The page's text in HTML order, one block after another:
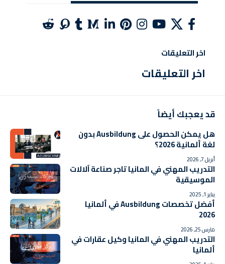
اخر التعليقات
اخر التعليقات
قد يعجبك أيضاً
هل يمكن الحصول على Ausbildung بدون
لغة ألمانية 2026؟
أبريل 7, 2026
التدريب المهني في المانيا تاجر صناعة آلالات
الموسيقية
يناير 1, 2025
أفضل تخصصات Ausbildung في ألمانيا
2026
مارس 25, 2026
التدريب المهني في المانيا وكيل عقارات في
ألمانيا